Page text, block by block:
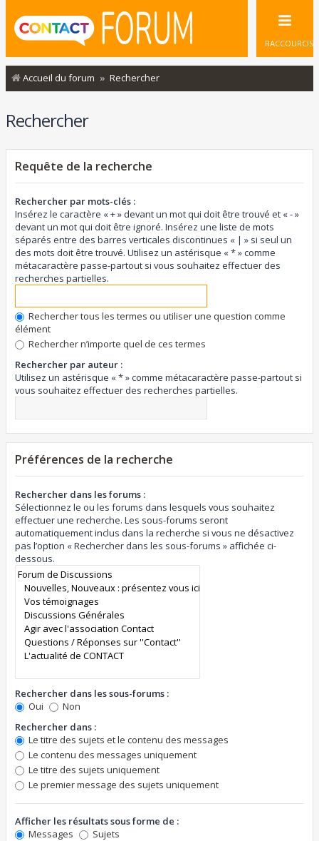
RACCOURCIS
Accueil du forum Rechercher
Rechercher
Requête de la recherche
Rechercher par mots-clés :
Insérez le caractère « + » devant un mot qui doit être trouvé et « - »
devant un mot qui doit être ignoré. Insérez une liste de mots
séparés entre des barres verticales discontinues « | » si seul un
des mots doit être trouvé. Utilisez un astérisque « * » comme
métacaractère passe-partout si vous souhaitez effectuer des
recherches partielles.
Rechercher tous les termes ou utiliser une question comme
élément
Rechercher n’importe quel de ces termes
Rechercher par auteur :
Utilisez un astérisque « * » comme métacaractère passe-partout si
vous souhaitez effectuer des recherches partielles.
Préférences de la recherche
Rechercher dans les forums :
Sélectionnez le ou les forums dans lesquels vous souhaitez
effectuer une recherche. Les sous-forums seront
automatiquement inclus dans la recherche si vous ne désactivez
pas l’option « Rechercher dans les sous-forums » affichée ci-
dessous.
Rechercher dans les sous-forums :
Oui
Non
Rechercher dans :
Le titre des sujets et le contenu des messages
Le contenu des messages uniquement
Le titre des sujets uniquement
Le premier message des sujets uniquement
Afficher les résultats sous forme de :
Messages
Sujets